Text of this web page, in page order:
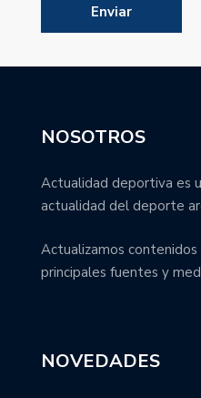
NOSOTROS
Actualidad deportiva es
actualidad del deporte
Actualizamos contenidos
principales fuentes y
NOVEDADES